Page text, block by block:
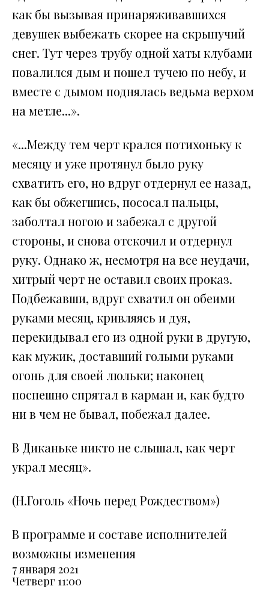
как бы вызывая принаряживавшихся
девушек выбежать скорее на скрыпучий
снег. Тут через трубу одной хаты клубами
повалился дым и пошел тучею по небу, и
вместе с дымом поднялась ведьма верхом
на метле...».
«...Между тем черт крался потихоньку к
месяцу и уже протянул было руку
схватить его, но вдруг отдернул ее назад,
как бы обжегшись, пососал пальцы,
заболтал ногою и забежал с другой
стороны, и снова отскочил и отдернул
руку. Однако ж, несмотря на все неудачи,
хитрый черт не оставил своих проказ.
Подбежавши, вдруг схватил он обеими
руками месяц, кривляясь и дуя,
перекидывал его из одной руки в другую,
как мужик, доставший голыми руками
огонь для своей люльки; наконец
поспешно спрятал в карман и, как будто
ни в чем не бывал, побежал далее.
В Диканьке никто не слышал, как черт
украл месяц».
(Н.Гоголь «Ночь перед Рождеством»)
В программе и составе исполнителей
возможны изменения
7 января 2021
Четверг 11:00